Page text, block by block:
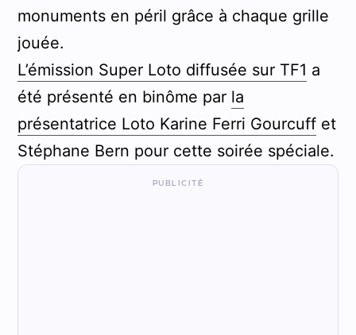
monuments en péril grâce à chaque grille
jouée.
L’émission Super Loto diffusée sur TF1 a
été présenté en binôme par la
présentatrice Loto Karine Ferri Gourcuffet
Stéphane Bern pour cette soirée spéciale.